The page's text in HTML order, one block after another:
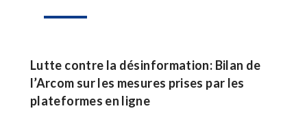
Lutte contre la désinformation: Bilan de
l’Arcom sur les mesures prises par les
plateformes en ligne